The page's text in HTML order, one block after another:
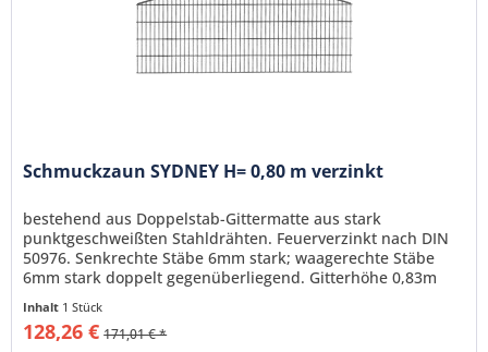
Schmuckzaun SYDNEY H= 0,80 m verzinkt
bestehend aus Doppelstab-Gittermatte aus stark
punktgeschweißten Stahldrähten. Feuerverzinkt nach DIN
50976. Senkrechte Stäbe 6mm stark; waagerechte Stäbe
6mm stark doppelt gegenüberliegend. Gitterhöhe 0,83m
Inhalt 1 Stück
128,26 € 171,01 € *